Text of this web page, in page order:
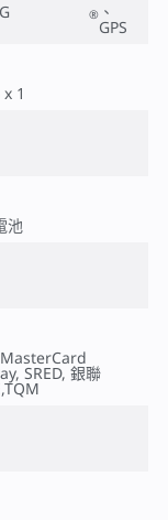
®、
GPS
1
池
MasterCard
SRED, 銀聯